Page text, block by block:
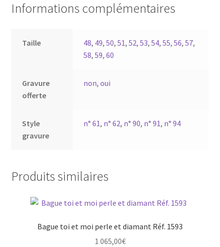
Informations complémentaires
Taille 48, 49,50,51,52,53,54,55,56,57,
58,59,60
Gravure
offerte
non,oui
Style
gravure
n° 61, n° 62, n° 90, n° 91, n° 94
Produits similaires
Bague toi et moi perle et diamant Réf. 1593
1 065,00€